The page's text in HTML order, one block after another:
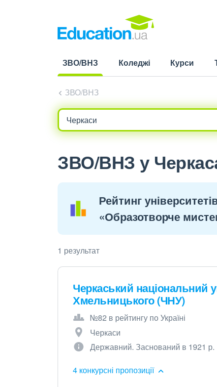
ЗВО/ВНЗ
Коледжі Курси
ЗВО/ВНЗ
ЗВО/ВНЗ у
Рейтинг
«Образотворче
1 результат
Черкаський національний
Хмельницького (ЧНУ)
№82 в рейтингу по Україні
Черкаси
Державний. Заснований в 1921 р.
4 конкурсні пропозиції